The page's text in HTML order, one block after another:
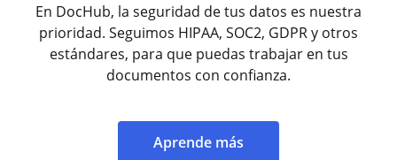
En DocHub, la seguridad de tus datos es nuestra
prioridad. Seguimos HIPAA, SOC2, GDPR y otros
estándares, para que puedas trabajar en tus
documentos con confianza.
Aprende más